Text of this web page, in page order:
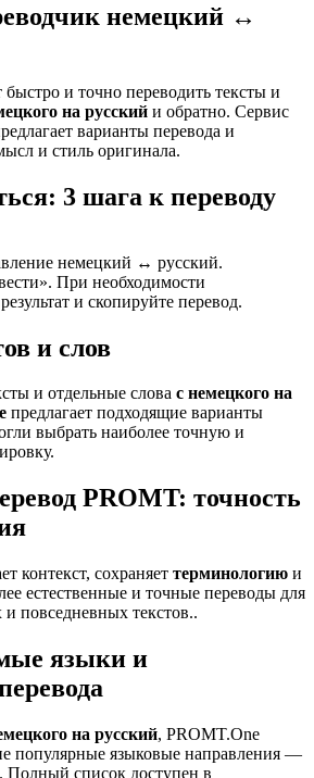
немецкий ↔
и точно переводить тексты и
на русский и обратно. Сервис
варианты перевода и
и стиль оригинала.
3 шага к переводу
немецкий ↔ русский.
При необходимости
и скопируйте перевод.
и слов
и отдельные слова с немецкого на
предлагает подходящие варианты
выбрать наиболее точную и
PROMT: точность
контекст, сохраняет терминологию и
естественные и точные переводы для
повседневных текстов..
языки и
на русский, PROMT.One
популярные языковые направления —
Полный список доступен в